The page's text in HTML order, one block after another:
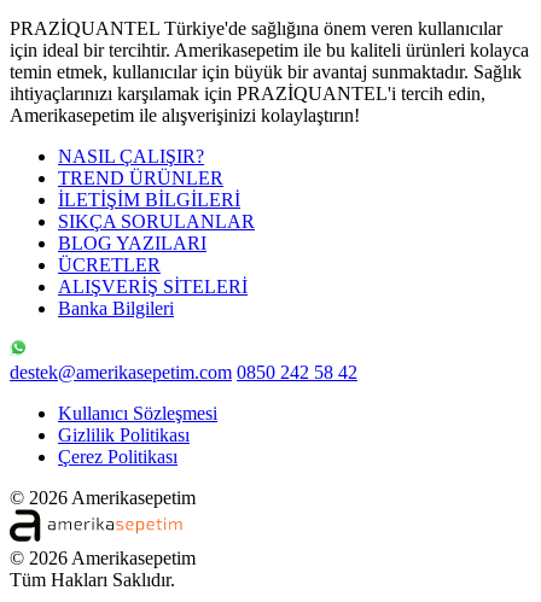
PRAZİQUANTEL Türkiye'de sağlığına önem veren kullanıcılar
için ideal bir tercihtir. Amerikasepetim ile bu kaliteli ürünleri kolayca
temin etmek, kullanıcılar için büyük bir avantaj sunmaktadır. Sağlık
ihtiyaçlarınızı karşılamak için PRAZİQUANTEL'i tercih edin,
Amerikasepetim ile alışverişinizi kolaylaştırın!
NASIL ÇALIŞIR?
TREND ÜRÜNLER
İLETİŞİM BİLGİLERİ
SIKÇA SORULANLAR
BLOG YAZILARI
ÜCRETLER
ALIŞVERİŞ SİTELERİ
Banka Bilgileri
destek@amerikasepetim.com 0850 242 58 42
Kullanıcı Sözleşmesi
Gizlilik Politikası
Çerez Politikası
© 2026 Amerikasepetim
© 2026 Amerikasepetim
Tüm Hakları Saklıdır.